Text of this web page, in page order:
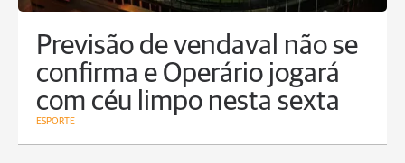
Previsão de vendaval não se
confirma e Operário jogará
com céu limpo nesta sexta
ESPORTE